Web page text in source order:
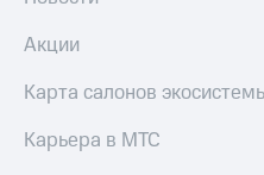
Акции
Карта салонов
Карьера в МТС